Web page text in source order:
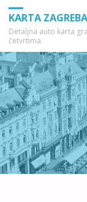
KARTA ZAGREBA
Detaljna auto karta
četvrtima.